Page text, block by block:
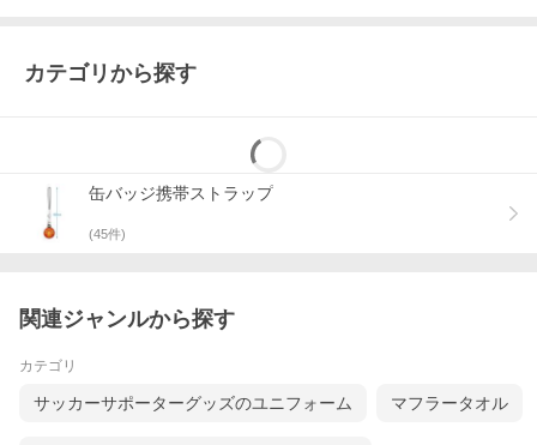
カテゴリから探す
缶バッジ携帯ストラップ
(45件)
関連ジャンルから探す
カテゴリ
サッカーサポーターグッズのユニフォーム マフラータオル